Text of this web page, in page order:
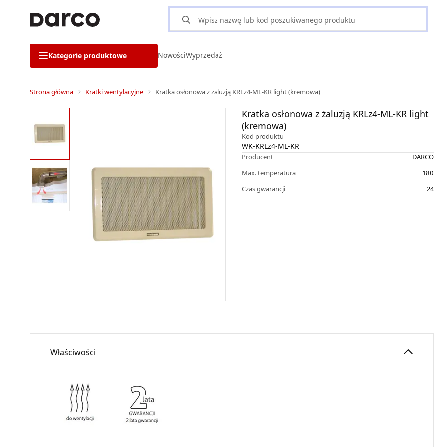
Kategorie produktowe NowościWyprzedaż
Strona główna Kratki wentylacyjne Kratka osłonowa z żaluzją KRLz4-ML-KR light (kremowa)
Kratka osłonowa z żaluzją KRLz4-ML-KR light
(kremowa)
Kod produktu
WK-KRLz4-ML-KR
Producent
DARCO
Max. temperatura
180
Czas gwarancji
24
Właściwości